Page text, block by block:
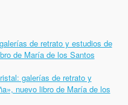
de retrato y estudios de
de María de los Santos
galerías de retrato y
nuevo libro de María de los